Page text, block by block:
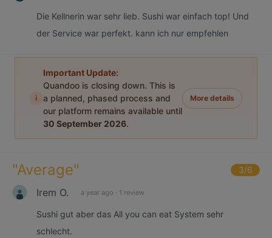
Die Kellnerin war sehr lieb. Sushi war einfach top! Und
der Service war perfekt. kann ich nur empfehlen
i
Important Update:
Quandoo is closing down. This is
a planned, phased process and
our platform remains available until
30 September 2026.
More details
"Average" 3/6
Irem O. a year ago · 1 review
Sushi gut aber das All you can eat System sehr
schlecht.